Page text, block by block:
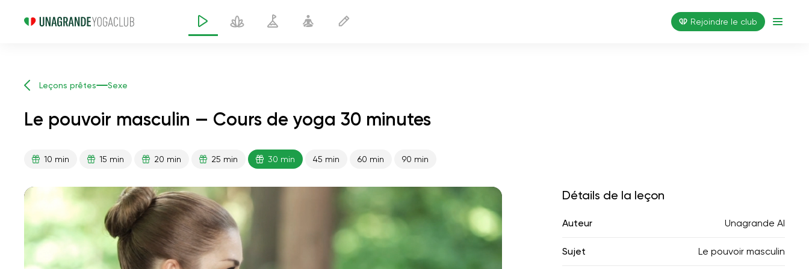
Rejoindre le club
Leçons prêtes Sexe
Le pouvoir masculin — Cours de yoga 30 minutes
10 min 15 min 20 min 25 min 30 min 45 min 60 min 90 min
Détails de la leçon
Auteur Unagrande AI
Sujet Le pouvoir masculin